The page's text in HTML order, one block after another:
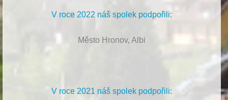
V roce 2022 náš spolek podpořili:
Město Hronov, Albi
V roce 2021 náš spolek podpořili: